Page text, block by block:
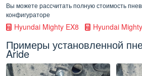
Вы можете рассчитать полную стоимость
конфигураторе
Hyundai Mighty EX8 Hyundai
Примеры установленной
Aride